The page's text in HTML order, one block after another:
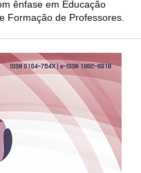
ênfase em Educação
Formação de Professores.